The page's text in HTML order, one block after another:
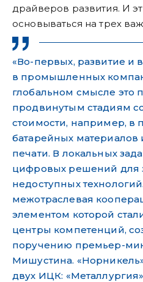
драйверов развития. И
основываться на трех
«Во-первых, развитие и
в промышленных
глобальном смысле это
продвинутым стадиям
стоимости, например, в
батарейных материалов
печати. В локальных
цифровых решений для
недоступных технологий.
межотраслевая
элементом которой
центры компетенций,
поручению премьер-
Мишустина. «Норникель»
двух ИЦК: